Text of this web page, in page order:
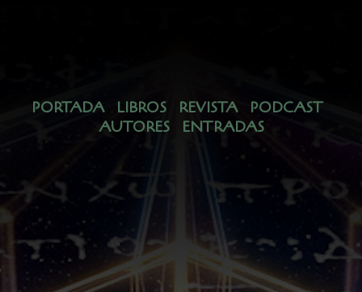
PORTADA LIBROS REVISTA
PODCAST
AUTORES
ENTRADAS